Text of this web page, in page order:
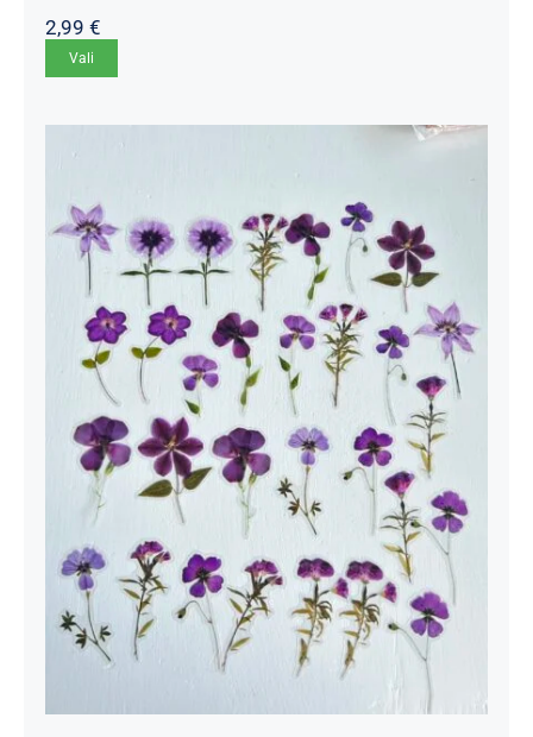
2,99 €
Vali
Valikuid
saab
teha
tootelehel.